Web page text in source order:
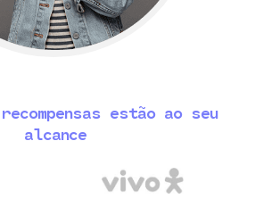
estão ao seu
alcance